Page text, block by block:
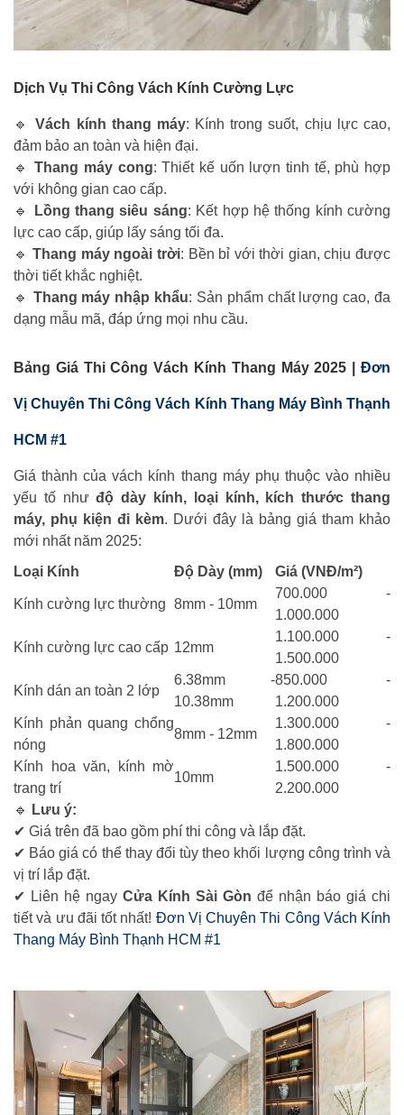
Dịch Vụ Thi Công Vách Kính Cường Lực
🔹Vách kính thang máy: Kính trong suốt, chịu lực cao,
đảm bảo an toàn và hiện đại.
🔹Thang máy cong: Thiết kế uốn lượn tinh tế, phù hợp
với không gian cao cấp.
🔹
Lồng thang siêu sáng: Kết hợp hệ thống kính cường
lực cao cấp, giúp lấy sáng tối đa.
🔹Thang máy ngoài trời: Bền bỉ với thời gian, chịu được
thời tiết khắc nghiệt.
🔹 Thang máy nhập khẩu: Sản phẩm chất lượng cao, đa
dạng mẫu mã, đáp ứng mọi nhu cầu.
Bảng Giá Thi Công Vách Kính Thang Máy 2025 | Đơn
Vị Chuyên Thi Công Vách Kính Thang Máy Bình Thạnh
HCM #1
Giá thành của vách kính thang máy phụ thuộc vào nhiều
yếu tố nhưđộ dày kính, loại kính, kích thước thang
máy, phụ kiện đi kèm. Dưới đây là bảng giá tham khảo
mới nhất năm 2025:
Loại Kính
Độ Dày (mm) Giá (VNĐ/m²)
Kính cường lực thường 8mm - 10mm
700.000 -
1.000.000
Kính cường lực cao cấp 12mm
1.100.000 -
1.500.000
Kính dán an toàn 2 lớp
6.38mm -
10.38mm
850.000 -
1.200.000
Kính phản quang chống
nóng
8mm - 12mm
1.300.000 -
1.800.000
Kính hoa văn, kính mờ
trang trí
10mm
1.500.000 -
2.200.000
🔹
Lưu ý:
✔ Giá trên đã bao gồm phí thi công và lắp đặt.
✔ Báo giá có thể thay đổi tùy theo khối lượng công trình và
vị trí lắp đặt.
✔ Liên hệ ngay Cửa Kính Sài Gòn để nhận báo giá chi
tiết và ưu đãi tốt nhất! Đơn Vị Chuyên Thi Công Vách Kính
Thang Máy Bình Thạnh HCM #1